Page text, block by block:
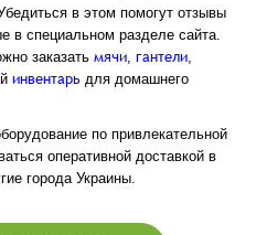
в этом помогут отзывы
в специальном разделе сайта.
заказать мячи, гантели,
инвентарь для домашнего
по привлекательной
оперативной доставкой в
города Украины.